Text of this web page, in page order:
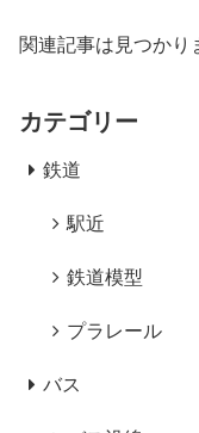
関連記事は見つかり
カテゴリー
鉄道
駅近
鉄道模型
プラレール
バス